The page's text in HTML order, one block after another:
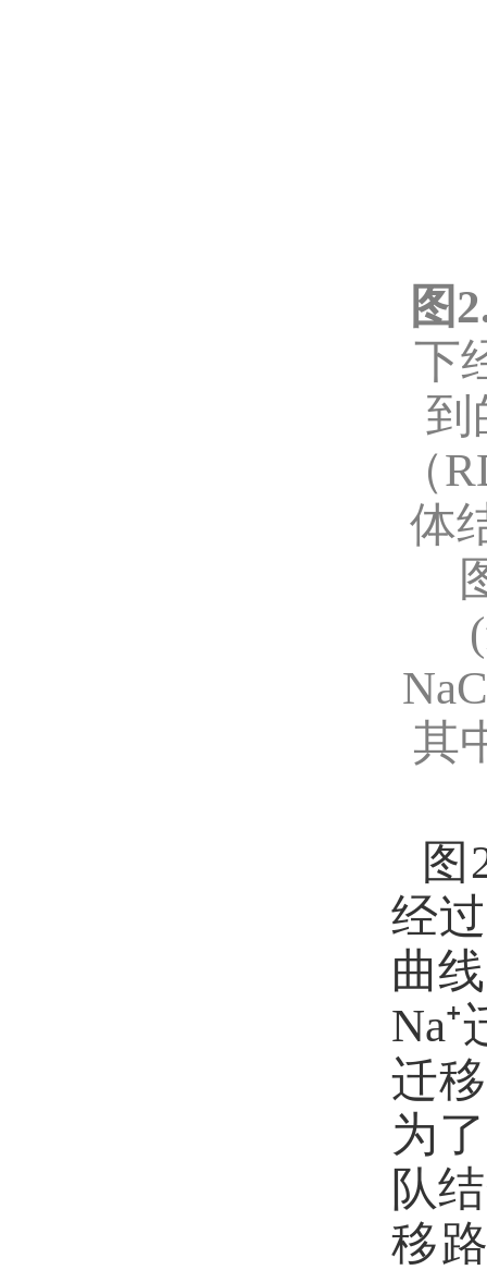
图
下
到
（
体
其
图
经过
曲
Na⁺
迁
为
队
移